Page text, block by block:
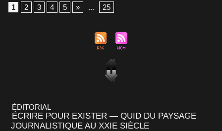
1 2 3 4 5 » ... 25
ÉDITORIAL
ÉCRIRE POUR EXISTER — QUID DU PAYSAGE
JOURNALISTIQUE AU XXIE SIÈCLE